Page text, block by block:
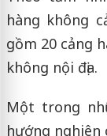
hàng không
gồm 20 cảng
không nội địa.
Một trong
hướng nghiên